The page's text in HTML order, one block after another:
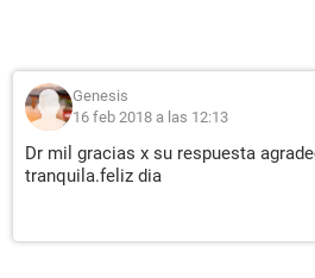
Genesis
16 feb 2018 a las 12:13
Dr mil gracias x su respuesta
tranquila.feliz dia